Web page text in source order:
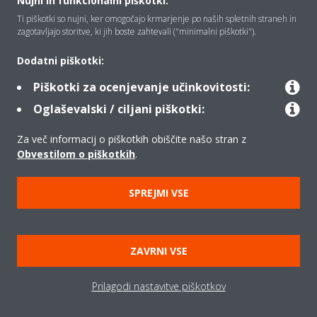
Rešitve
Kontakt
Izdelki
Copyright © Daikin
Pravno obvestilo
Obvestilo o piškotkih
Uredba o varstvu podatkov
Načela podjetja
Poslovna določila in pogoji
Ti piškotki so nujni, ker omogočajo krmarjenje po naših spletnih straneh in
zagotavljajo storitve, ki jih boste zahtevali ("minimalni piškotki").
Dodatni piškotki:
Piškotki za ocenjevanje učinkovitosti:
Oglaševalski / ciljani piškotki:
Za več informacij o piškotkih obiščite našo stran z
Obvestilom o piškotkih.
SPREJMI VSE
ZAVRNI VSE
Prilagodi nastavitve piškotkov